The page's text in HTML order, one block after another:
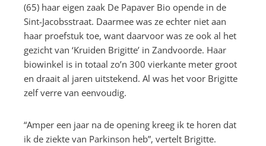
(65) haar eigen zaak De Papaver Bio opende in de
Sint-Jacobsstraat. Daarmee was ze echter niet aan
haar proefstuk toe, want daarvoor was ze ook al het
gezicht van ‘Kruiden Brigitte’ in Zandvoorde. Haar
biowinkel is in totaal zo’n 300 vierkante meter groot
en draait al jaren uitstekend. Al was het voor Brigitte
zelf verre van eenvoudig.
“Amper een jaar na de opening kreeg ik te horen dat
ik de ziekte van Parkinson heb”, vertelt Brigitte.